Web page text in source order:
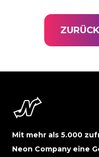
Mit mehr als 5.000
Neon Company eine